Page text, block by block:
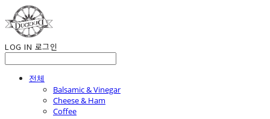
LOG IN 로그인
전체
Balsamic & Vinegar
Cheese & Ham
Coffee